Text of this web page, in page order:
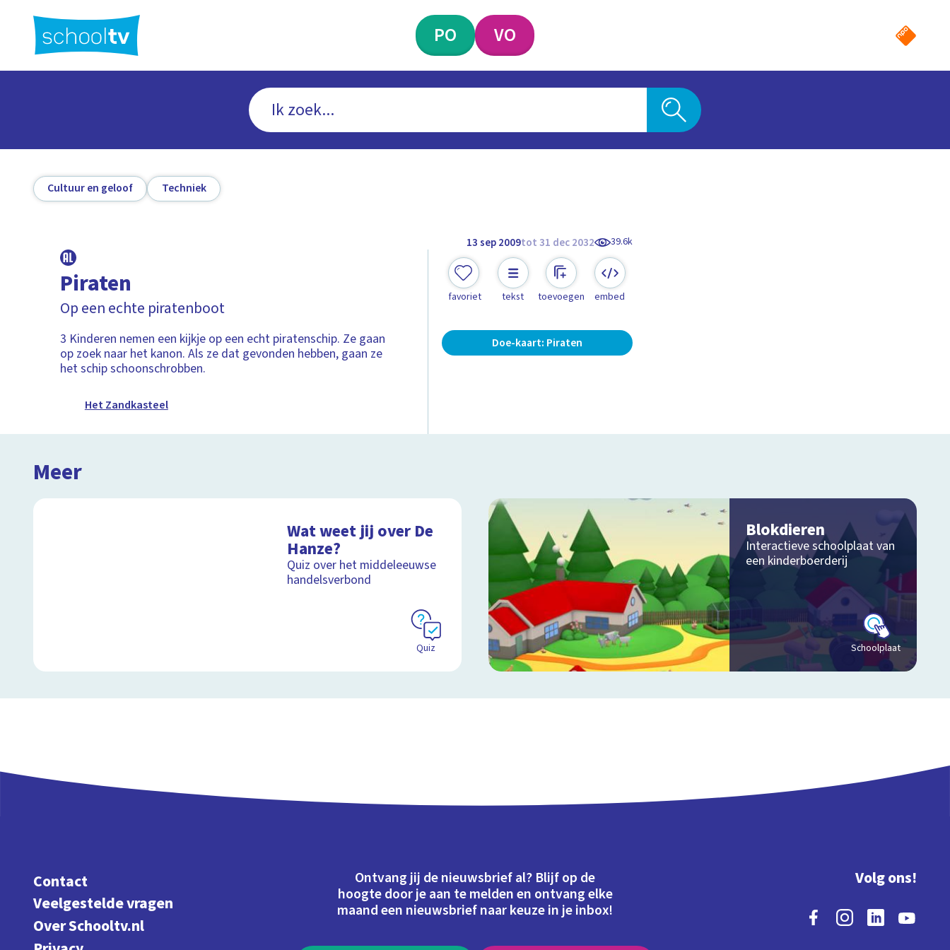
hoofdinhoud
PO VO
Cultuur en geloof Techniek
13 sep 2009tot 31 dec 2032 39.6k
Piraten
Op een echte piratenboot
3 Kinderen nemen een kijkje op een echt piratenschip. Ze gaan
op zoek naar het kanon. Als ze dat gevonden hebben, gaan ze
het schip schoonschrobben.
Het Zandkasteel
favoriet tekst toevoegen embed
Doe-kaart: Piraten
Meer
Wat weet jij over De
Hanze?
Quiz over het middeleeuwse
handelsverbond
Quiz
Blokdieren
Interactieve schoolplaat van
een kinderboerderij
Schoolplaat
Contact
Veelgestelde vragen
Over Schooltv.nl
Ontvang jij de nieuwsbrief al? Blijf op de
hoogte door je aan te melden en ontvang elke
maand een nieuwsbrief naar keuze in je inbox!
Volg ons!